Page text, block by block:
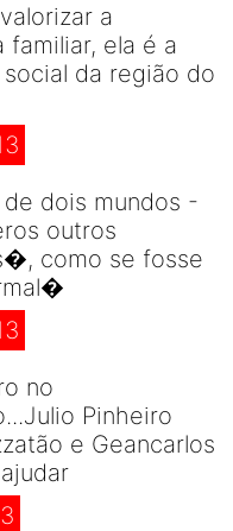
a
familiar, ela é a
da região do
dois mundos -
outros
como se fosse
no
Pinheiro
e Geancarlos